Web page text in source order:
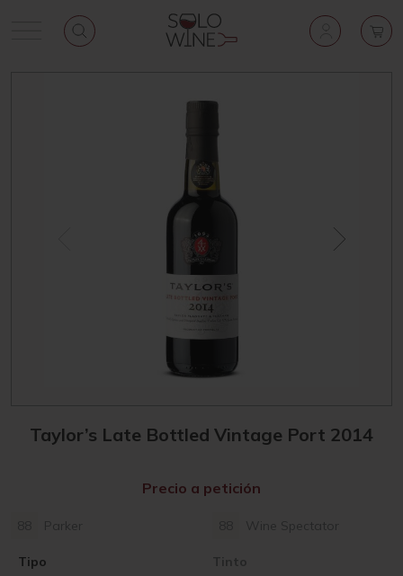
Taylor’s Late Bottled Vintage Port 2014
Parker Wine Spectator
Tipo Tinto
Precio a petición